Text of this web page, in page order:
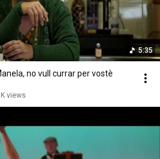
5:35
no vull currar per vostè
views